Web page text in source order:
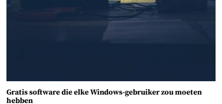
Gratis software die elke Windows-gebruiker zou moeten
hebben